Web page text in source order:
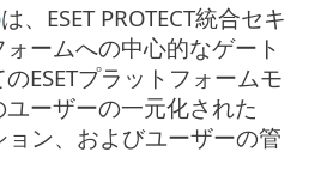
は、ESET PROTECT統合セキ
ームへの中心的なゲート
ESETプラットフォームモ
ーザーの一元化された
ン、およびユーザーの管